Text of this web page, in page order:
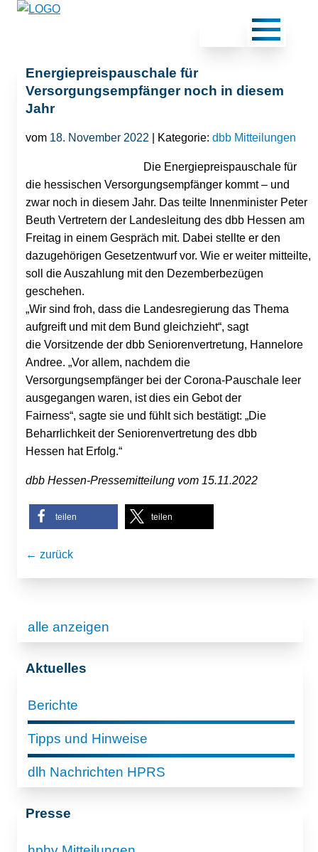
Energiepreispauschale für
Versorgungsempfänger noch in diesem
Jahr
vom 18. November 2022 | Kategorie: dbb Mitteilungen
Die Energiepreispauschale für
die hessischen Versorgungsempfänger kommt – und
zwar noch in diesem Jahr. Das teilte Innenminister Peter
Beuth Vertretern der Landesleitung des dbb Hessen am
Freitag in einem Gespräch mit. Dabei stellte er den
dazugehörigen Gesetzentwurf vor. Wie er weiter mitteilte,
soll die Auszahlung mit den Dezemberbezügen
geschehen.
„Wir sind froh, dass die Landesregierung das Thema
aufgreift und mit dem Bund gleichzieht“, sagt
die Vorsitzende der dbb Seniorenvertretung, Hannelore
Andree. „Vor allem, nachdem die
Versorgungsempfänger bei der Corona-Pauschale leer
ausgegangen waren, ist dies ein Gebot der
Fairness“, sagte sie und fühlt sich bestätigt: „Die
Beharrlichkeit der Seniorenvertretung des dbb
Hessen hat Erfolg.“
dbb Hessen-Pressemitteilung vom 15.11.2022
teilen teilen
← zurück
alle anzeigen
Aktuelles
Berichte
Tipps und Hinweise
dlh Nachrichten HPRS
Presse